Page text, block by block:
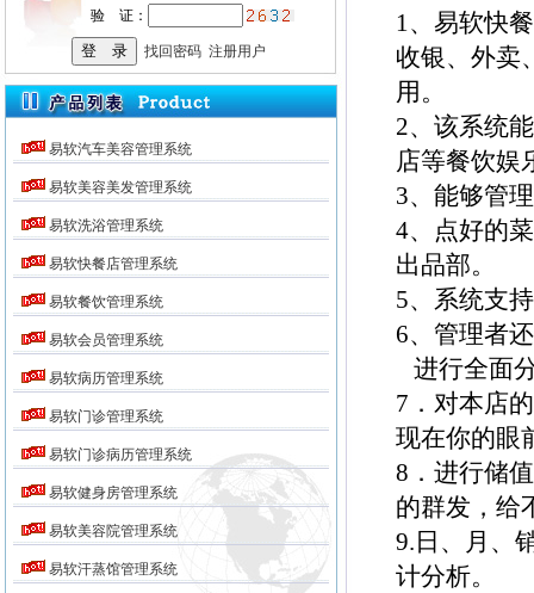
验 证：
找回密码 注册用户
易软汽车美容管理系统
易软美容美发管理系统
易软洗浴管理系统
易软快餐店管理系统
易软餐饮管理系统
易软会员管理系统
易软病历管理系统
易软门诊管理系统
易软门诊病历管理系统
易软健身房管理系统
易软美容院管理系统
易软汗蒸馆管理系统
1、易软快
收银、外卖
用。
2、该系统
店等餐饮娱
3、能够管
4、点好的
出品部。
5、系统支
6、管理者
进行全面
7．对本店
现在你的眼
8．进行储
的群发，给
9.日、月、
计分析。